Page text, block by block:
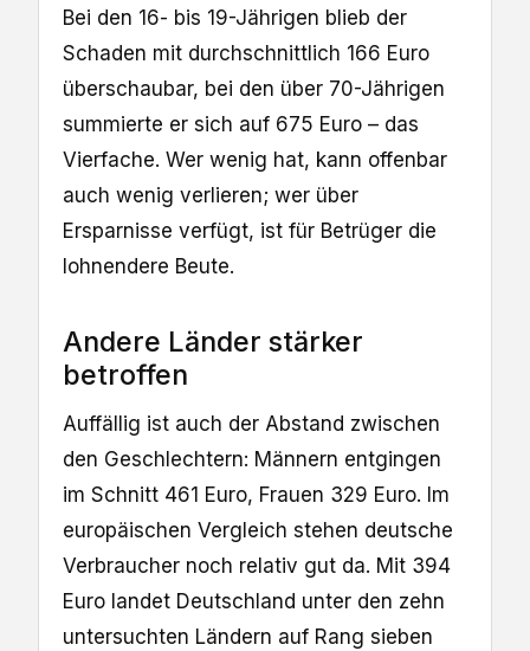
Bei den 16- bis 19-Jährigen blieb der
Schaden mit durchschnittlich 166 Euro
überschaubar, bei den über 70-Jährigen
summierte er sich auf 675 Euro – das
Vierfache. Wer wenig hat, kann offenbar
auch wenig verlieren; wer über
Ersparnisse verfügt, ist für Betrüger die
lohnendere Beute.
Andere Länder stärker
betroffen
Auffällig ist auch der Abstand zwischen
den Geschlechtern: Männern entgingen
im Schnitt 461 Euro, Frauen 329 Euro. Im
europäischen Vergleich stehen deutsche
Verbraucher noch relativ gut da. Mit 394
Euro landet Deutschland unter den zehn
untersuchten Ländern auf Rang sieben